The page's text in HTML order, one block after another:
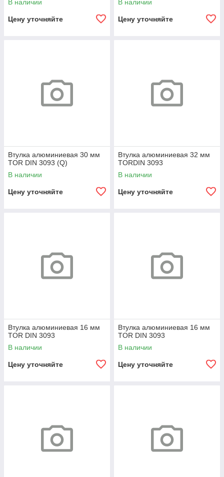
В наличии
Цену уточняйте
В наличии
Цену уточняйте
Втулка алюминиевая 30 мм
TOR DIN 3093 (Q)
В наличии
Цену уточняйте
Втулка алюминиевая 32 мм
TORDIN 3093
В наличии
Цену уточняйте
Втулка алюминиевая 16 мм
TOR DIN 3093
В наличии
Цену уточняйте
Втулка алюминиевая 16 мм
TOR DIN 3093
В наличии
Цену уточняйте